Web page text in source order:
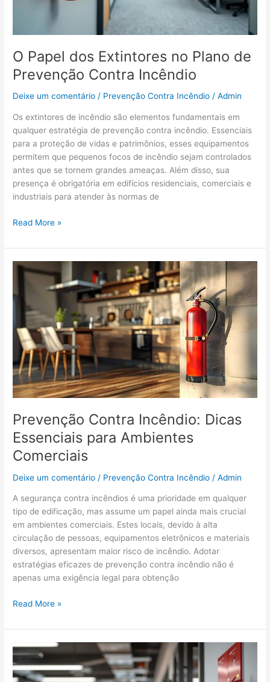
O Papel dos Extintores no Plano de
Prevenção Contra Incêndio
Deixe um comentário / Prevenção Contra Incêndio /Admin
Os extintores de incêndio são elementos fundamentais em
qualquer estratégia de prevenção contra incêndio. Essenciais
para a proteção de vidas e patrimônios, esses equipamentos
permitem que pequenos focos de incêndio sejam controlados
antes que se tornem grandes ameaças. Além disso, sua
presença é obrigatória em edifícios residenciais, comerciais e
industriais para atender às normas de
Read More »
Prevenção Contra Incêndio: Dicas
Essenciais para Ambientes
Comerciais
Deixe um comentário / Prevenção Contra Incêndio /Admin
A segurança contra incêndios é uma prioridade em qualquer
tipo de edificação, mas assume um papel ainda mais crucial
em ambientes comerciais. Estes locais, devido à alta
circulação de pessoas, equipamentos eletrônicos e materiais
diversos, apresentam maior risco de incêndio. Adotar
estratégias eficazes de prevenção contra incêndio não é
apenas uma exigência legal para obtenção
Prevenção
Incêndio:
Dicas
Essenciais
para
Ambientes
Comerciais
Read More »
Como
Funciona
um